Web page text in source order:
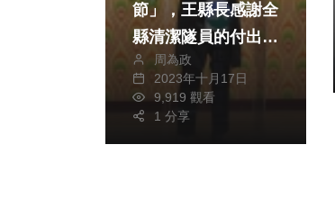
節」，王縣長感謝全
縣清潔隧員的付出和
辛苦。（照片縣府提
供）
周為政
2023年十月17日
9,919 觀看
1 分享